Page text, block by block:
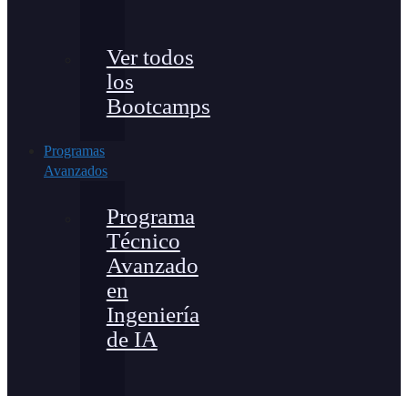
Ver todos
los
Bootcamps
Programas
Avanzados
Programa
Técnico
Avanzado
en
Ingeniería
de IA